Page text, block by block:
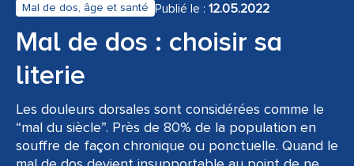
Mal de dos, âge et santé Publié le : 12.05.2022
Mal de dos : choisir sa
literie
Les douleurs dorsales sont considérées comme le
“mal du siècle”. Près de 80% de la population en
souffre de façon chronique ou ponctuelle. Quand le